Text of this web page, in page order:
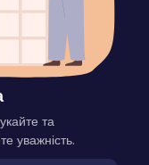
та
уважність.